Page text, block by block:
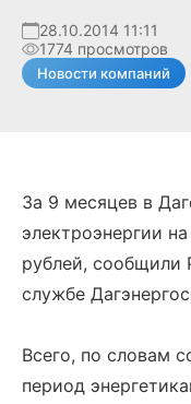
28.10.2014 11:11
1774 просмотров
Новости компаний
За 9 месяцев в
электроэнергии
рублей, сообщили
службе
Всего, по словам
период